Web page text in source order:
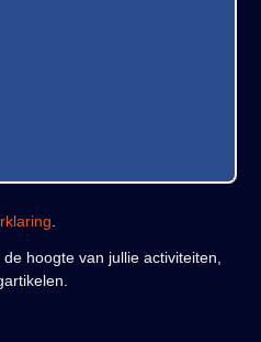
hoogte van jullie activiteiten,